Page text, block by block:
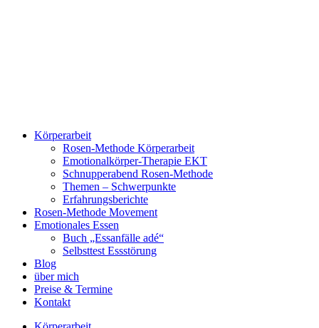
Körperarbeit
Rosen-Methode Körperarbeit
Emotionalkörper-Therapie EKT
Schnupperabend Rosen-Methode
Themen – Schwerpunkte
Erfahrungsberichte
Rosen-Methode Movement
Emotionales Essen
Buch „Essanfälle adé“
Selbsttest Essstörung
Blog
über mich
Preise & Termine
Kontakt